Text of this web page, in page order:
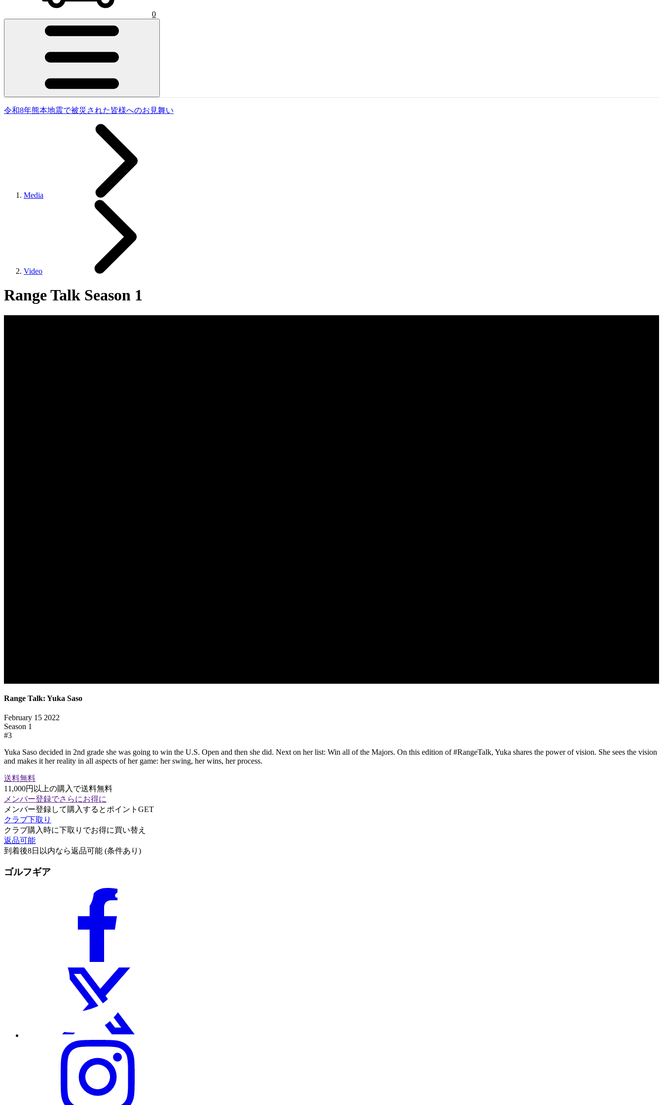
0
令和8年熊本地震で被災された皆様へのお見舞い
Media
Video
Range Talk Season 1
Range Talk: Yuka Saso
February 15 2022
Season 1
#3
Yuka Saso decided in 2nd grade she was going to win the U.S. Open and then she did. Next on her list: Win all of the Majors. On this edition of #RangeTalk, Yuka shares the power of vision. She sees the vision
and makes it her reality in all aspects of her game: her swing, her wins, her process.
送料無料
11,000円以上の購入で送料無料
メンバー登録でさらにお得に
メンバー登録して購入するとポイントGET
クラブ下取り
クラブ購入時に下取りでお得に買い替え
返品可能
到着後8日以内なら返品可能 (条件あり)
ゴルフギア